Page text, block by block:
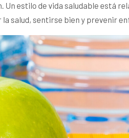
estilo de vida saludable está
salud, sentirse bien y prevenir